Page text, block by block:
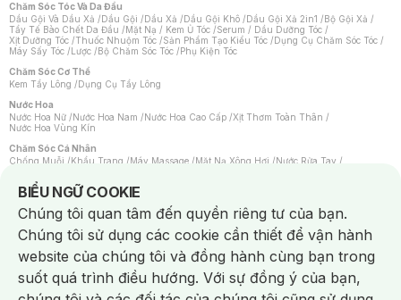
Chăm Sóc Tóc Và Da Đầu
Dầu Gội Và Dầu Xả /Dầu Gội /Dầu Xả /Dầu Gội Khô /Dầu Gội Xả 2in1 /Bộ Gội Xả /
Tẩy Tế Bào Chết Da Đầu /Mặt Nạ / Kem Ủ Tóc /Serum / Dầu Dưỡng Tóc /
Xịt Dưỡng Tóc /Thuốc Nhuộm Tóc /Sản Phẩm Tạo Kiểu Tóc /Dụng Cụ Chăm Sóc Tóc /
Máy Sấy Tóc /Lược /Bộ Chăm Sóc Tóc /Phụ Kiện Tóc
Chăm Sóc Cơ Thể
Kem Tẩy Lông /Dụng Cụ Tẩy Lông
Nước Hoa
Nước Hoa Nữ /Nước Hoa Nam /Nước Hoa Cao Cấp /Xịt Thơm Toàn Thân /
Nước Hoa Vùng Kín
Chăm Sóc Cá Nhân
Chống Muỗi /Khẩu Trang /Máy Massage /Mặt Nạ Xông Hơi /Nước Rửa Tay /
Hỗ Trợ Trắng Răng
Tăm / Chỉ Nha Khoa/Xịt Thơm Miệng
Băng Vệ Sinh Tampon
Máy Cạo Râu
Vấn Đề Về Da
Da Dầu / Lỗ Chân Lông To
Da Khô / Mất Nước
Da Nhạy Cảm / Kích Ứng/ Da Xỉn Màu/ Thâm / Nám / Tàn Nhang/
Quầng Thâm & Bọng Mắt
Sẹo
Dụng Cụ / Phụ Kiện Chăm Sóc Da
BIỂU NGỮ COOKIE
Notice about cookies usage
Chúng tôi quan tâm đến quyền riêng tư của bạn.
Chúng tôi sử dụng các cookie cần thiết để vận hành
website của chúng tôi và đồng hành cùng bạn trong
suốt quá trình điều hướng. Với sự đồng ý của bạn,